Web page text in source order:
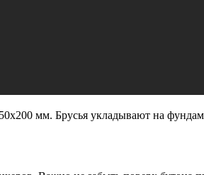
мм. Брусья укладывают на